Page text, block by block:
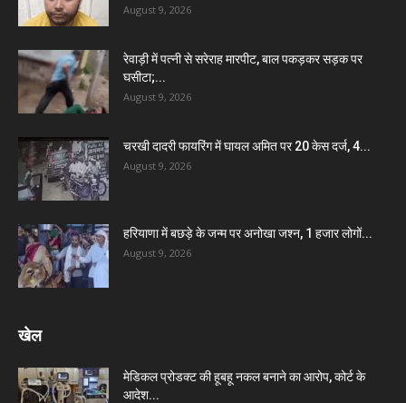
August 9, 2026
रेवाड़ी में पत्नी से सरेराह मारपीट, बाल पकड़कर सड़क पर
घसीटा;...
August 9, 2026
चरखी दादरी फायरिंग में घायल अमित पर 20 केस दर्ज, 4...
August 9, 2026
हरियाणा में बछड़े के जन्म पर अनोखा जश्न, 1 हजार लोगों...
August 9, 2026
खेल
मेडिकल प्रोडक्ट की हूबहू नकल बनाने का आरोप, कोर्ट के
आदेश...